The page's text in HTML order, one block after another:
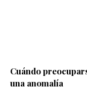
Cuándo
una anomalía